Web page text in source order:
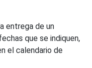
entrega de un
que se indiquen,
el calendario de